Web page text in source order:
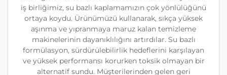
iş birliğimiz, su bazlı kaplamamızın çok yönlülüğünü
ortaya koydu. Ürünümüzü kullanarak, sıkça yüksek
aşınma ve yıpranmaya maruz kalan temizleme
makinelerinin dayanıklılığını artırdılar. Su bazlı
formülasyon, sürdürülebilirlik hedeflerini karşılayan
ve yüksek performansı korurken toksik olmayan bir
alternatif sundu. Müşterilerinden gelen geri